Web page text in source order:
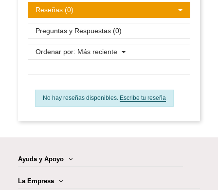
Reseñas (0)
Preguntas y Respuestas (0)
Ordenar por: Más reciente
No hay reseñas disponibles. Escribe tu reseña
Ayuda y Apoyo
La Empresa